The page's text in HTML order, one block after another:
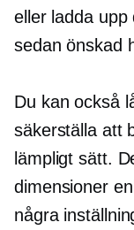
eller ladda
sedan önskad
Du kan också
säkerställa att
lämpligt sätt.
dimensioner
några